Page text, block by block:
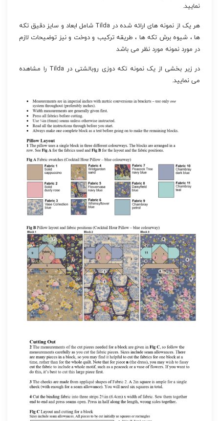
نمایید.
هر یک از نمونه های ارائه شده در Tilda شامل ابعاد و سایز دقیق تکه
ها ، شیوه برش تکه ها ، طریقه ترکیب و دوخت و نیز توضیحات لازم
در مورد نمونه مورد نظر می باشد
در زیر بخشی از یک نمونه تکه دوزی روبالشتی در Tilda را مشاهده
می نمایید.